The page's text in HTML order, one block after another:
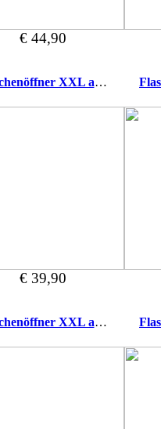
€ 44,90
Flaschenöffner XXL aus Zirbe Papa
€ 39,90
Flaschenöffner XXL aus Zirbe Trinke vor dem...